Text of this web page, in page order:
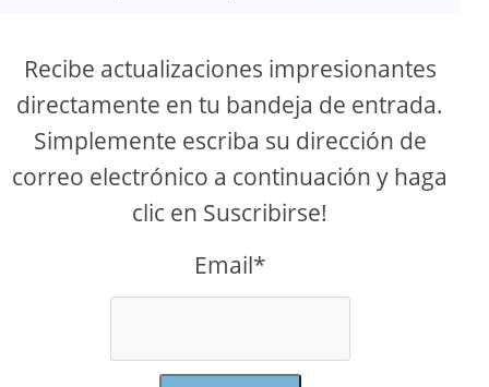
Recibe actualizaciones impresionantes
directamente en tu bandeja de entrada.
Simplemente escriba su dirección de
correo electrónico a continuación y haga
clic en Suscribirse!
Email*